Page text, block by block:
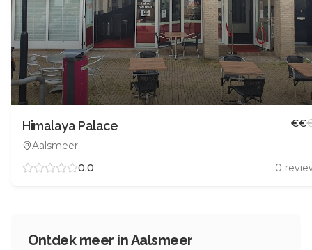
Himalaya Palace
Aalsmeer
€€
0.0 0
Ontdek meer inAalsmeer